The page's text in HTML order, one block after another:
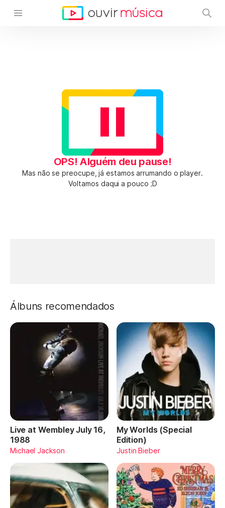
OPS! Alguém deu pause!
Mas não se preocupe, já estamos arrumando o player.
Voltamos daqui a pouco ;D
Álbuns recomendados
Live at Wembley July 16,
1988
Michael Jackson
My Worlds (Special
Edition)
Justin Bieber